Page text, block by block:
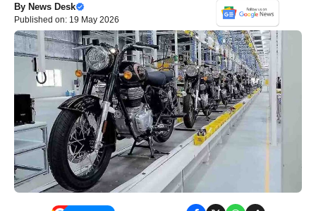
By News Desk
Published on: 19 May 2026